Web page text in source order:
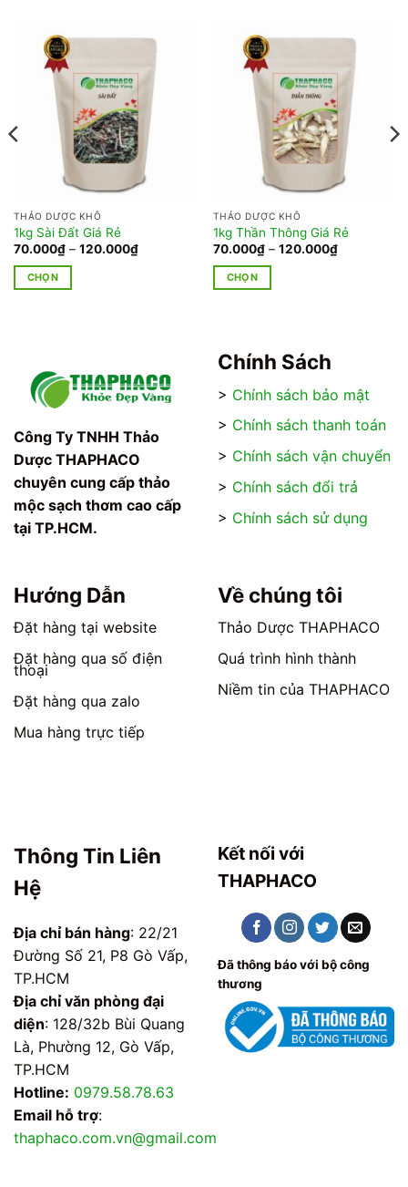
THẢO DƯỢC KHÔ
1kg Sài Đất Giá Rẻ
70.000₫ – 120.000₫Khoảng
giá:
CHỌN
nhiều
biến
Các
tùy
chọn
có
thể
được
trang
sản
phẩm
THẢO DƯỢC KHÔ
1kg Thần Thông Giá Rẻ
70.000₫ – 120.000₫Khoảng
giá:
CHỌN
có
nhiều
biến
Các
tùy
có
được
trang
sản
phẩm
Công Ty TNHH Thảo
Dược THAPHACO
chuyên cung cấp thảo
mộc sạch thơm cao cấp
tại TP.HCM.
Chính Sách
> Chính sách bảo mật
> Chính sách thanh toán
> Chính sách vận chuyển
> Chính sách đổi trả
> Chính sách sử dụng
Hướng Dẫn
Đặt hàng tại website
Đặt hàng qua số điện
thoại
Đặt hàng qua zalo
Mua hàng trực tiếp
Về chúng tôi
Thảo Dược THAPHACO
Quá trình hình thành
Niềm tin của THAPHACO
Thông Tin Liên
Hệ
Địa chỉ bán hàng: 22/21
Đường Số 21, P8 Gò Vấp,
TP.HCM
Địa chỉ văn phòng đại
diện: 128/32b Bùi Quang
Là, Phường 12, Gò Vấp,
TP.HCM
Hotline: 0979.58.78.63
Email hỗ trợ:
thaphaco.com.vn@gmail.com
Kết nối với
THAPHACO
Đã thông báo với bộ công
thương